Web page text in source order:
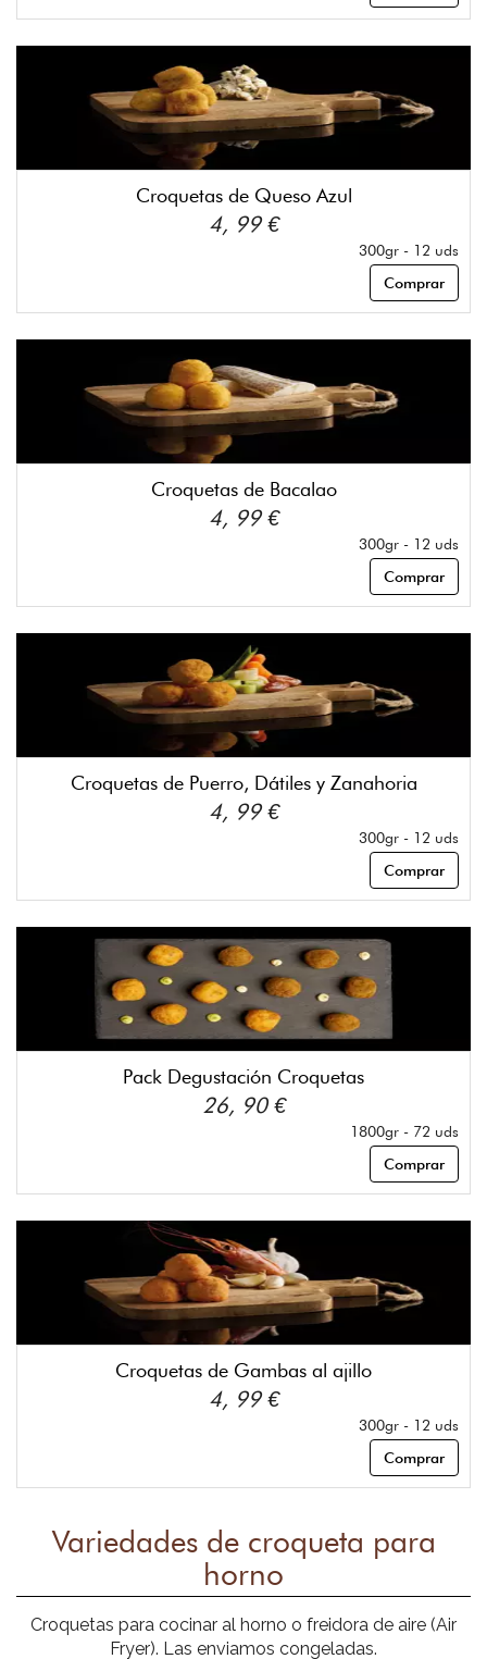
Croquetas de Queso Azul
4, 99 €
300gr - 12 uds
Comprar
Croquetas de Bacalao
4, 99 €
300gr - 12 uds
Comprar
Croquetas de Puerro, Dátiles y Zanahoria
4, 99 €
300gr - 12 uds
Comprar
Pack Degustación Croquetas
26, 90 €
1800gr - 72 uds
Comprar
Croquetas de Gambas al ajillo
4, 99 €
300gr - 12 uds
Comprar
Variedades de croqueta para
horno
Croquetas para cocinar al horno o freidora de aire (Air
Fryer). Las enviamos congeladas.